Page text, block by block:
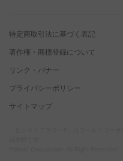
特定商取引法に基づく表記
著作権・商標登録について
リンク・バナー
プライバシーポリシー
サイトマップ